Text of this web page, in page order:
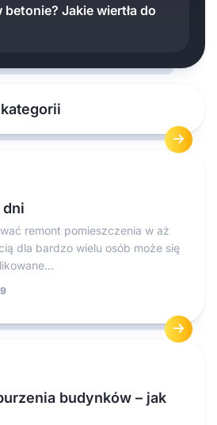
Jakie wiertła do
dni
remont pomieszczenia w aż
dla bardzo wielu osób może się
budynków – jak